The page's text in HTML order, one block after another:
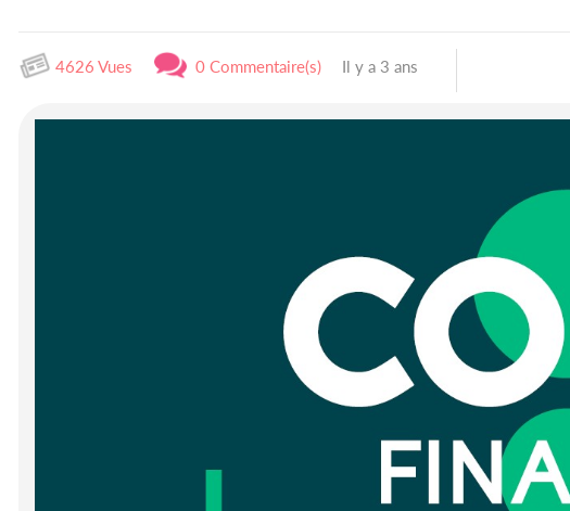
4626 Vues 0 Commentaire(s) Il y a 3 ans